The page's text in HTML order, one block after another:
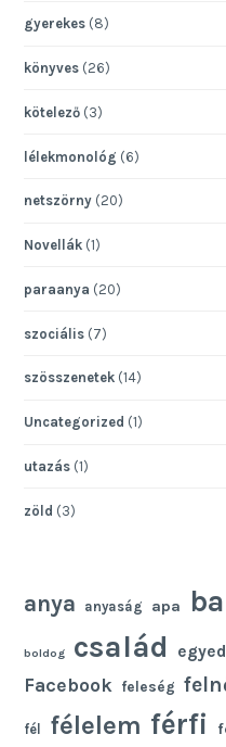
gyerekes (8)
könyves (26)
kötelező (3)
lélekmonológ (6)
netszörny (20)
Novellák (1)
paraanya (20)
szociális (7)
szösszenetek (14)
Uncategorized (1)
utazás (1)
zöld (3)
anya anyaság apa
boldog család
Facebook feleség
fél félelem férfi